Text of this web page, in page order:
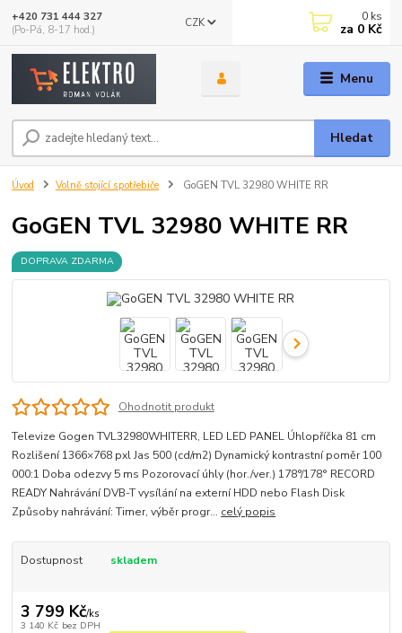
Menu
CZK
Hledat
+420 731 444 327
(Po-Pá, 8-17 hod.)
0 ks
za 0 Kč
Úvod Volně stojící spotřebiče GoGEN TVL 32980 WHITE RR
GoGEN TVL 32980 WHITE RR
DOPRAVA ZDARMA
Ohodnotit produkt
Televize Gogen TVL32980WHITERR, LED LED PANEL Úhlopříčka 81 cm
Rozlišení 1366×768 pxl Jas 500 (cd/m2) Dynamický kontrastní poměr 100
000:1 Doba odezvy 5 ms Pozorovací úhly (hor./ver.) 178°/178° RECORD
READY Nahrávání DVB-T vysílání na externí HDD nebo Flash Disk
Způsoby nahrávání: Timer, výběr progr... celý popis
Dostupnost skladem
3 799 Kč/ks
3 140 Kč bez DPH